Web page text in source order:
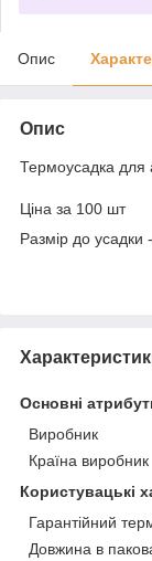
Опис
Опис
Термоусадка для
Ціна за 100 шт
Размір до
Основні
Виробник
Країна виробник
Користувацькі
Гарантійний
Довжина в